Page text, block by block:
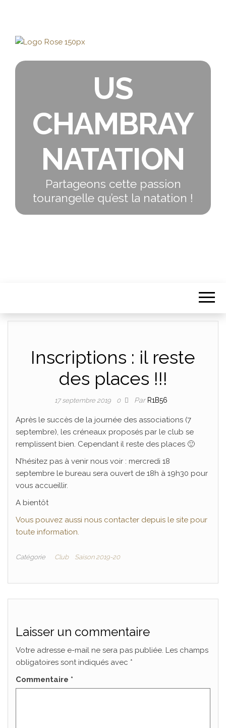
US
CHAMBRAY
NATATION
Partageons cette passion
tourangelle qu’est la natation !
Inscriptions : il reste
des places !!!
17 septembre 2019 0 Par R1B56
Après le succès de la journée des associations (7
septembre), les créneaux proposés par le club se
remplissent bien. Cependant il reste des places 🙂
N’hésitez pas à venir nous voir : mercredi 18
septembre le bureau sera ouvert de 18h à 19h30 pour
vous accueillir.
A bientôt
Vous pouvez aussi nous contacter depuis le site pour
toute information.
Catégorie Club Saison 2019-20
Laisser un commentaire
Votre adresse e-mail ne sera pas publiée. Les champs
obligatoires sont indiqués avec *
Commentaire *